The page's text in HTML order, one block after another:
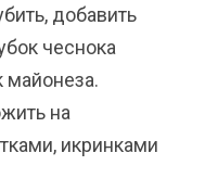
добавить
чеснока
майонеза.
на
икринками